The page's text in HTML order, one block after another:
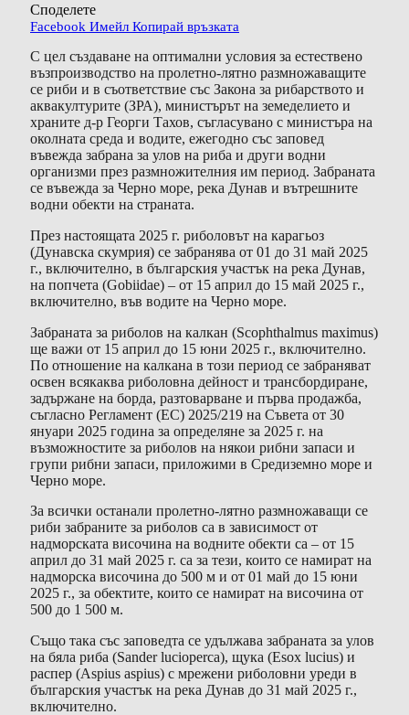
Споделете
Facebook Имейл Копирай връзката
С цел създаване на оптимални условия за естествено
възпроизводство на пролетно-лятно размножаващите
се риби и в съответствие със Закона за рибарството и
аквакултурите (ЗРА), министърът на земеделието и
храните д-р Георги Тахов, съгласувано с министъра на
околната среда и водите, ежегодно със заповед
въвежда забрана за улов на риба и други водни
организми през размножителния им период. Забраната
се въвежда за Черно море, река Дунав и вътрешните
водни обекти на страната.
През настоящата 2025 г. риболовът на карагьоз
(Дунавска скумрия) се забранява от 01 до 31 май 2025
г., включително, в българския участък на река Дунав,
на попчета (Gobiidae) – от 15 април до 15 май 2025 г.,
включително, във водите на Черно море.
Забраната за риболов на калкан (Scophthalmus maximus)
ще важи от 15 април до 15 юни 2025 г., включително.
По отношение на калкана в този период се забраняват
освен всякаква риболовна дейност и трансбордиране,
задържане на борда, разтоварване и първа продажба,
съгласно Регламент (ЕС) 2025/219 на Съвета от 30
януари 2025 година за определяне за 2025 г. на
възможностите за риболов на някои рибни запаси и
групи рибни запаси, приложими в Средиземно море и
Черно море.
За всички останали пролетно-лятно размножаващи се
риби забраните за риболов са в зависимост от
надморската височина на водните обекти са – от 15
април до 31 май 2025 г. са за тези, които се намират на
надморска височина до 500 м и от 01 май до 15 юни
2025 г., за обектите, които се намират на височина от
500 до 1 500 м.
Също така със заповедта се удължава забраната за улов
на бяла риба (Sander lucioperca), щука (Esox lucius) и
распер (Aspius aspius) с мрежени риболовни уреди в
българския участък на река Дунав до 31 май 2025 г.,
включително.